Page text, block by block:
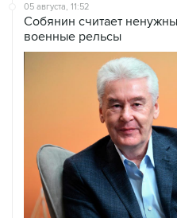
05 августа, 11:52
Собянин считает
военные рельсы